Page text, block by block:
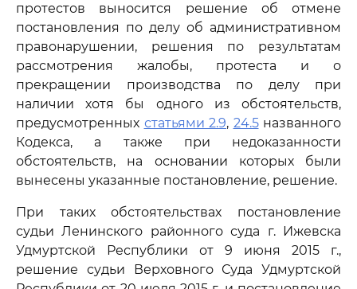
протестов выносится решение об отмене
постановления по делу об административном
правонарушении, решения по результатам
рассмотрения жалобы, протеста и о
прекращении производства по делу при
наличии хотя бы одного из обстоятельств,
предусмотренных статьями 2.9, 24.5названного
Кодекса, а также при недоказанности
обстоятельств, на основании которых были
вынесены указанные постановление, решение.
При таких обстоятельствах постановление
судьи Ленинского районного суда г. Ижевска
Удмуртской Республики от 9 июня 2015 г.,
решение судьи Верховного Суда Удмуртской